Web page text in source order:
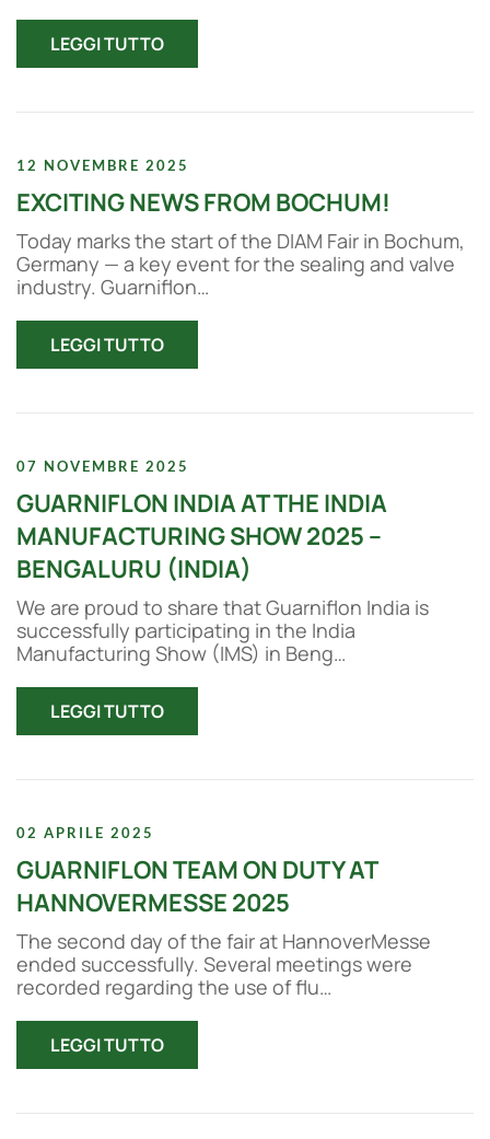
LEGGI TUTTO
12 NOVEMBRE 2025
EXCITING NEWS FROM BOCHUM!
Today marks the start of the DIAM Fair in Bochum,
Germany — a key event for the sealing and valve
industry. Guarniflon…
LEGGI TUTTO
07 NOVEMBRE 2025
GUARNIFLON INDIA AT THE INDIA
MANUFACTURING SHOW 2025 –
BENGALURU (INDIA)
We are proud to share that Guarniflon India is
successfully participating in the India
Manufacturing Show (IMS) in Beng…
LEGGI TUTTO
02 APRILE 2025
GUARNIFLON TEAM ON DUTY AT
HANNOVERMESSE 2025
The second day of the fair at HannoverMesse
ended successfully. Several meetings were
recorded regarding the use of flu…
LEGGI TUTTO